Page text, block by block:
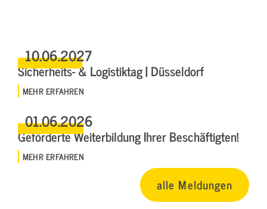
10.06.2027
Sicherheits- & Logistiktag | Düsseldorf
MEHR ERFAHREN
01.06.2026
Geförderte Weiterbildung Ihrer Beschäftigten!
MEHR ERFAHREN
alle Meldungen